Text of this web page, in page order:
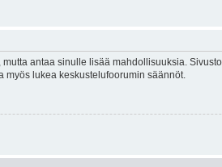
antaa sinulle lisää mahdollisuuksia.
myös lukea keskustelufoorumin säännöt.